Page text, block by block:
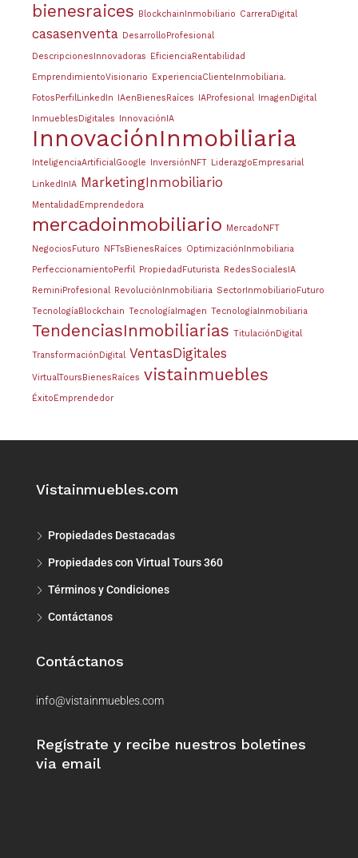
bienesraices BlockchainInmobiliario CarreraDigital
casasenventa DesarrolloProfesional
DescripcionesInnovadoras EficienciaRentabilidad
EmprendimientoVisionario ExperienciaClienteInmobiliaria.
FotosPerfilLinkedIn IAenBienesRaíces IAProfesional ImagenDigital
InmueblesDigitales InnovaciónIA
InnovaciónInmobiliaria
InteligenciaArtificialGoogle InversiónNFT LiderazgoEmpresarial
LinkedInIA MarketingInmobiliario
MentalidadEmprendedora
mercadoinmobiliario MercadoNFT
NegociosFuturo NFTsBienesRaíces OptimizaciónInmobiliaria
PerfeccionamientoPerfil PropiedadFuturista RedesSocialesIA
ReminiProfesional RevoluciónInmobiliaria SectorInmobiliarioFuturo
TecnologíaBlockchain TecnologíaImagen TecnologíaInmobiliaria
TendenciasInmobiliarias TitulaciónDigital
TransformaciónDigital VentasDigitales
VirtualToursBienesRaíces vistainmuebles
ÉxitoEmprendedor
Vistainmuebles.com
Propiedades Destacadas
Propiedades con Virtual Tours 360
Términos y Condiciones
Contáctanos
Contáctanos
info@vistainmuebles.com
Regístrate y recibe nuestros boletines
via email